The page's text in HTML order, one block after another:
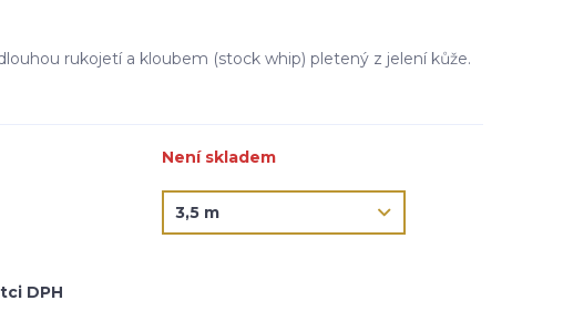
rukojetí a kloubem (stock whip) pletený z jelení kůže.
Není skladem
DPH